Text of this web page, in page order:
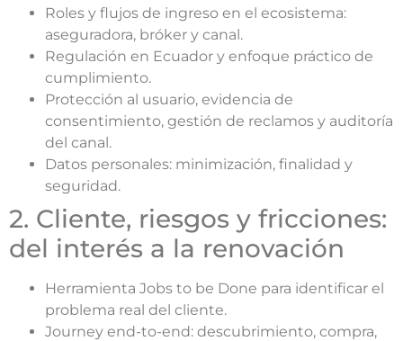
Roles y flujos de ingreso en el ecosistema:
aseguradora, bróker y canal.
Regulación en Ecuador y enfoque práctico de
cumplimiento.
Protección al usuario, evidencia de
consentimiento, gestión de reclamos y auditoría
del canal.
Datos personales: minimización, finalidad y
seguridad.
2. Cliente, riesgos y fricciones:
del interés a la renovación
Herramienta Jobs to be Done para identificar el
problema real del cliente.
Journey end-to-end: descubrimiento, compra,